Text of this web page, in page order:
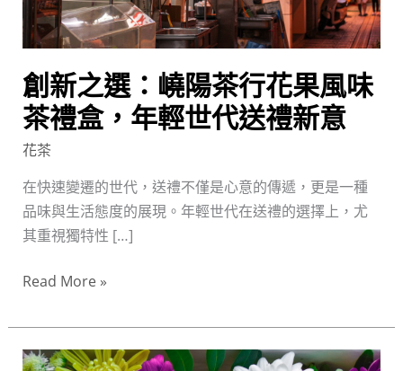
創新之選：嶢陽茶行花果風味
茶禮盒，年輕世代送禮新意
花茶
在快速變遷的世代，送禮不僅是心意的傳遞，更是一種
品味與生活態度的展現。年輕世代在送禮的選擇上，尤
其重視獨特性 […]
花
果
味
茶
禮
盒，
年
輕
世
送
新
意
Read More »
桂